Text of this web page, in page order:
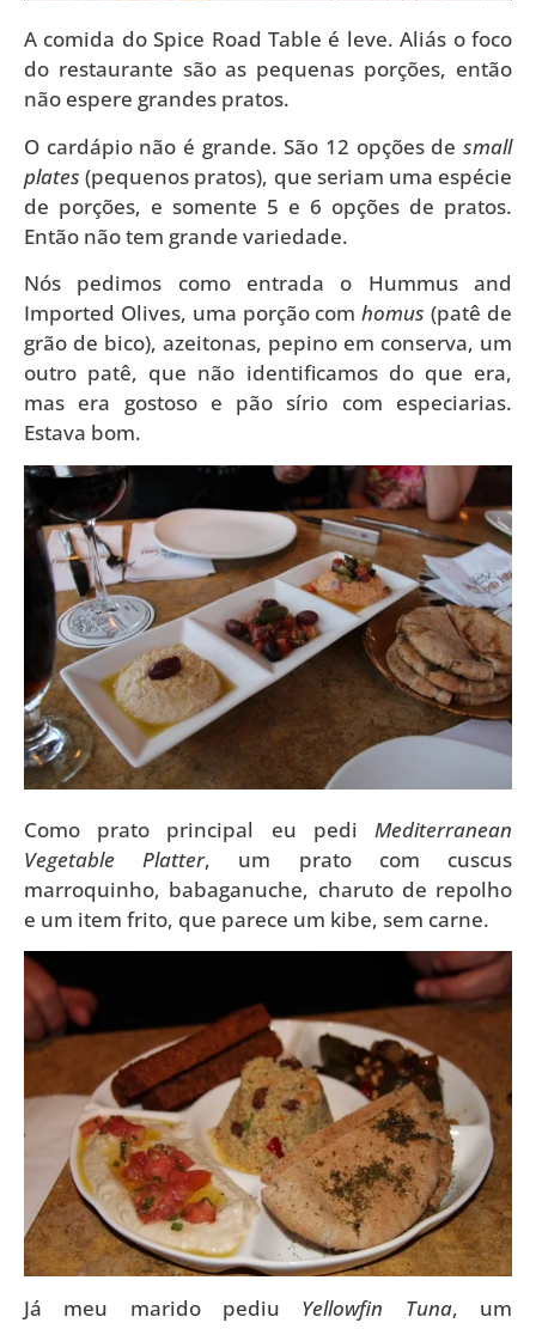
A comida do Spice Road Table é leve. Aliás o foco
do restaurante são as pequenas porções, então
não espere grandes pratos.
O cardápio não é grande. São 12 opções de small
plates (pequenos pratos), que seriam uma espécie
de porções, e somente 5 e 6 opções de pratos.
Então não tem grande variedade.
Nós pedimos como entrada o Hummus and
Imported Olives, uma porção comhomus (patê de
grão de bico), azeitonas, pepino em conserva, um
outro patê, que não identificamos do que era,
mas era gostoso e pão sírio com especiarias.
Estava bom.
Como prato principal eu pedi Mediterranean
Vegetable Platter, um prato com cuscus
marroquinho, babaganuche, charuto de repolho
e um item frito, que parece um kibe, sem carne.
Já meu marido pediu Yellowfin Tuna, um